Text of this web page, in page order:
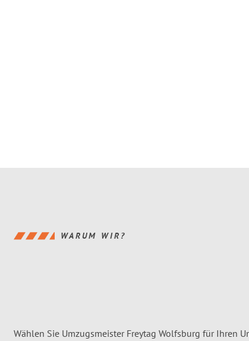
WARUM WIR?
Wählen Sie Umzugsmeister Freytag Wolfsburg für Ihren